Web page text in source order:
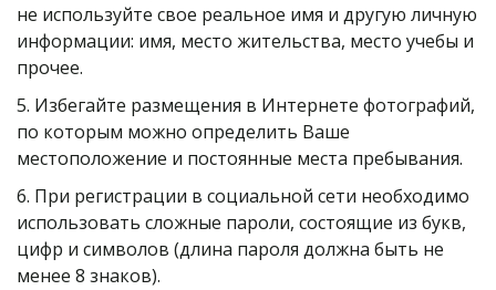
не используйте свое реальное имя и другую личную
информации: имя, место жительства, место учебы и
прочее.
5. Избегайте размещения в Интернете фотографий,
по которым можно определить Ваше
местоположение и постоянные места пребывания.
6. При регистрации в социальной сети необходимо
использовать сложные пароли, состоящие из букв,
цифр и символов (длина пароля должна быть не
менее 8 знаков).